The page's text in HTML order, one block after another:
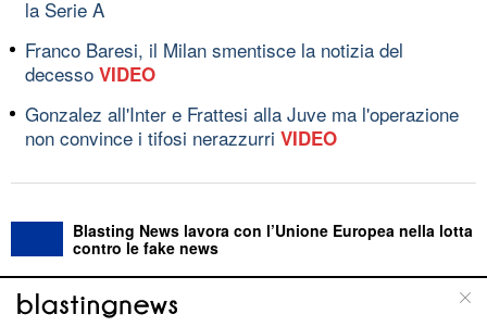
la Serie A
Franco Baresi, il Milan smentisce la notizia del
decesso VIDEO
Gonzalez all'Inter e Frattesi alla Juve ma l'operazione
non convince i tifosi nerazzurri VIDEO
Blasting News lavora con l’Unione Europea nella lotta
contro le fake news
ABOUT LINEA EDITORIALE